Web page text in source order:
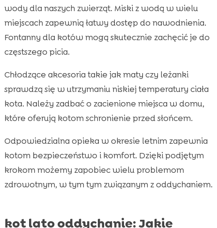
wody dla naszych zwierząt. Miski z wodą w wielu
miejscach zapewnią łatwy dostęp do nawodnienia.
Fontanny dla kotów mogą skutecznie zachęcić je do
częstszego picia.
Chłodzące akcesoria takie jak maty czy leżanki
sprawdzą się w utrzymaniu niskiej temperatury ciała
kota. Należy zadbać o zacienione miejsca w domu,
które oferują kotom schronienie przed słońcem.
Odpowiedzialna opieka w okresie letnim zapewnia
kotom bezpieczeństwo i komfort. Dzięki podjętym
krokom możemy zapobiec wielu problemom
zdrowotnym, w tym tym związanym z oddychaniem.
kot lato oddychanie: Jakie